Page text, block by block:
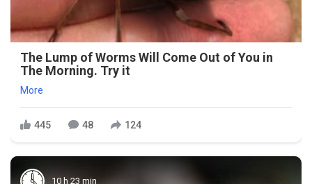
The Lump of Worms Will Come Out of You in
The Morning. Try it
More
445 48 124
10 h 23 min